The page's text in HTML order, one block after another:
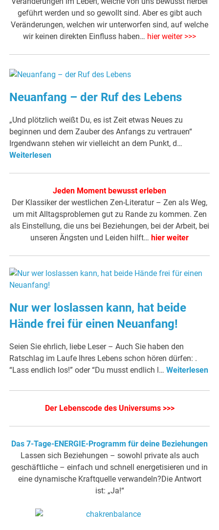
geführt werden und so gewollt sind. Aber es gibt auch
Veränderungen, welchen wir unterworfen sind, auf welche
wir keinen direkten Einfluss haben… hier weiter >>>
Neuanfang – der Ruf des Lebens
„Und plötzlich weißt Du, es ist Zeit etwas Neues zu
beginnen und dem Zauber des Anfangs zu vertrauen“
Irgendwann stehen wir vielleicht an dem Punkt, d…
Weiterlesen
Jeden Moment bewusst erleben
Der Klassiker der westlichen Zen-Literatur – Zen als Weg,
um mit Alltagsproblemen gut zu Rande zu kommen. Zen
als Einstellung, die uns bei Beziehungen, bei der Arbeit, bei
unseren Ängsten und Leiden hilft… hier weiter
Nur wer loslassen kann, hat beide
Hände frei für einen Neuanfang!
Seien Sie ehrlich, liebe Leser – Auch Sie haben den
Ratschlag im Laufe Ihres Lebens schon hören dürfen: .
“Lass endlich los!” oder “Du musst endlich l…Weiterlesen
Der Lebenscode des Universums >>>
Das 7-Tage-ENERGIE-Programm für deine Beziehungen
Lassen sich Beziehungen – sowohl private als auch
geschäftliche – einfach und schnell energetisieren und in
eine dynamische Kraftquelle verwandeln?Die Antwort
ist: „Ja!“